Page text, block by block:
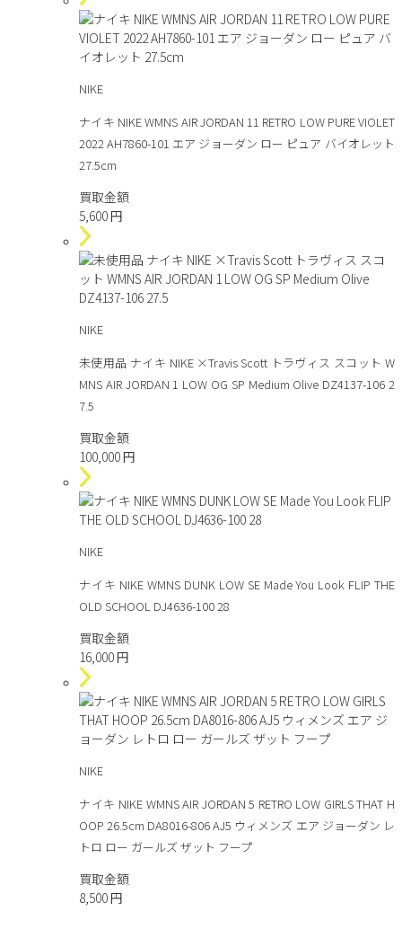
NIKE
ナイキ NIKE WMNS AIR JORDAN 11 RETRO LOW PURE VIOLET
2022 AH7860-101 エア ジョーダン ロー ピュア バイオレット
27.5cm
買取金額
5,600円
NIKE
未使用品 ナイキ NIKE ×Travis Scott トラヴィス スコット W
MNS AIR JORDAN 1 LOW OG SP Medium Olive DZ4137-106 2
7.5
買取金額
100,000円
NIKE
ナイキ NIKE WMNS DUNK LOW SE Made You Look FLIP THE
OLD SCHOOL DJ4636-100 28
買取金額
16,000円
NIKE
ナイキ NIKE WMNS AIR JORDAN 5 RETRO LOW GIRLS THAT H
OOP 26.5cm DA8016-806 AJ5 ウィメンズ エア ジョーダン レ
トロ ロー ガールズ ザット フープ
買取金額
8,500円